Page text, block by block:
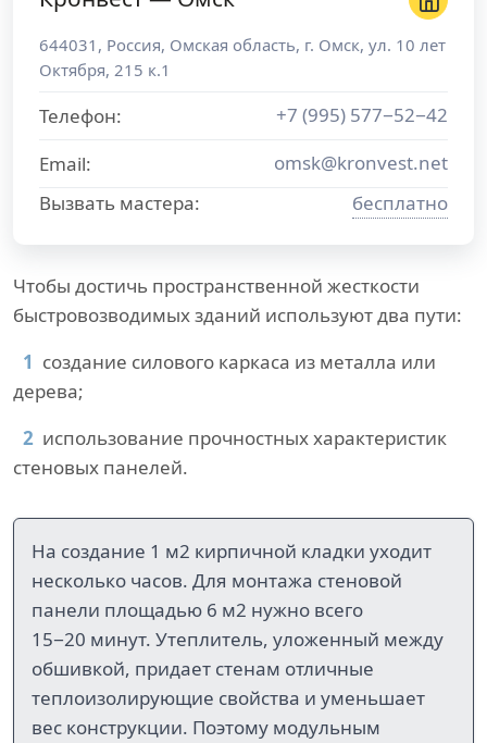
644031 , Россия, Омская область, г. Омск, ул. 10 лет
Октября, 215 к.1
Телефон:
+7 (995) 577−52−42
Email:
omsk@kronvest.net
Вызвать мастера:
бесплатно
Чтобы достичь пространственной жесткости
быстровозводимых зданий используют два пути:
создание силового каркаса из металла или
дерева;
использование прочностных характеристик
стеновых панелей.
На создание 1 м2 кирпичной кладки уходит
несколько часов. Для монтажа стеновой
панели площадью 6 м2 нужно всего
15−20 минут. Утеплитель, уложенный между
обшивкой, придает стенам отличные
теплоизолирующие свойства и уменьшает
вес конструкции. Поэтому модульным